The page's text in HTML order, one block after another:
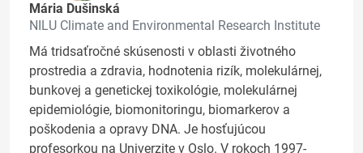
Mária Dušinská
NILU Climate and Environmental Research Institute
Má tridsaťročné skúsenosti v oblasti životného
prostredia a zdravia, hodnotenia rizík, molekulárnej,
bunkovej a genetickej toxikológie, molekulárnej
epidemiológie, biomonitoringu, biomarkerov a
poškodenia a opravy DNA. Je hosťujúcou
profesorkou na Univerzite v Oslo. V rokoch 1997-